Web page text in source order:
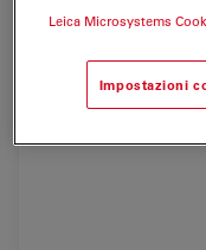
Leica Microsystems
Impostazioni